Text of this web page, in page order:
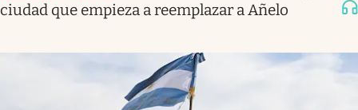
ciudad que empieza a reemplazar a Añelo